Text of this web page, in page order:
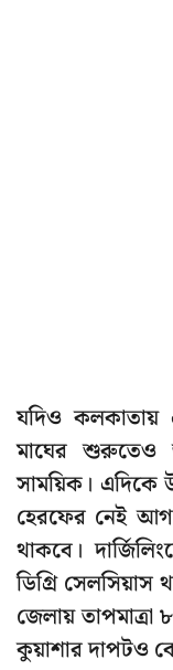
যদিও কলকাতায়
মাঘের শুরুতেও
সাময়িক। এদিকে
হেরফের নেই
থাকবে।
ডিগ্রি সেলসিয়াস
জেলায় তাপমাত্রা
কুয়াশার দাপটও